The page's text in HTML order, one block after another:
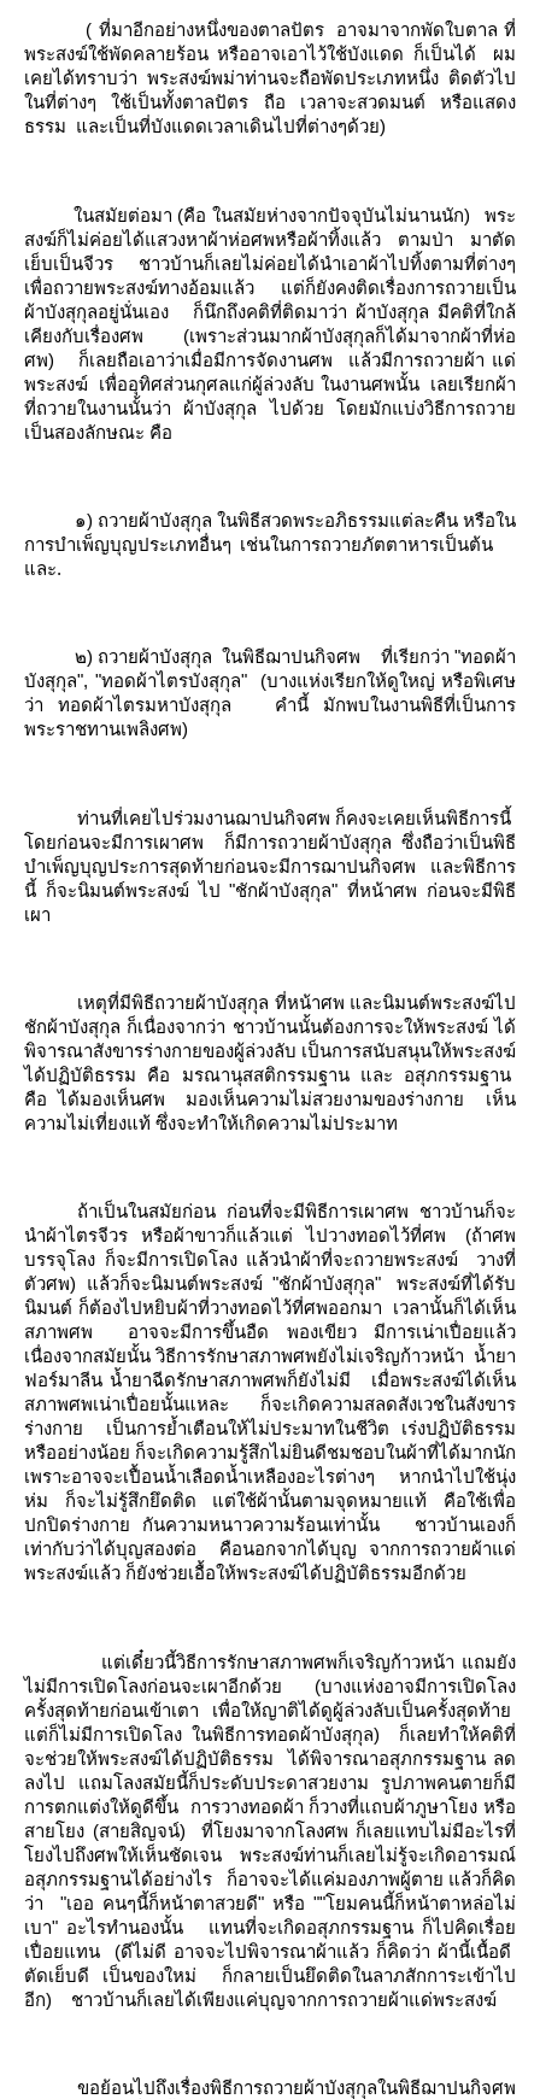
( ที่มาอีกอย่างหนึ่งของตาลปัตร
อาจมาจากพัดใบตาล ที่
พระสงฆ์ใช้พัดคลายร้อน หรืออาจเอาไว้ใช้บังแดด ก็เป็นได้
ผม
เคยได้ทราบว่า พระสงฆ์พม่าท่านจะถือพัดประเภทหนึ่ง ติดตัวไป
นที่ต่างๆ ใช้เป็นทั้งตาลปัตร ถือ เวลาจะสวดมนต์ หรือแสดง
ธรรม ละเป็นที่บังแดดเวลาเดินไปที่ต่างๆด้วย)
นสมัยต่อมา (คือ ในสมัยห่างจากปัจจุบันไม่นานนัก)
พระ
สงฆ์ก็ไม่ค่อยได้แสวงหาผ้าห่อศพหรือผ้าทิ้งแล้ว ตามป่า มาตัด
เย็บเป็นจีวร
ชาวบ้านก็เลยไม่ค่อยได้นำเอาผ้าไปทิ้งตามที่ต่างๆ
เพื่อถวายพระสงฆ์ทางอ้อมแล้ว
ต่ก็ยังคงติดเรื่องการถวายเป็น
ผ้าบังสุกุลอยู่นั่นเอง
ก็นึกถึงคติที่ติดมาว่า ผ้าบังสุกุล มีคติที่ใกล้
เคียงกับเรื่องศพ (เพราะส่วนมากผ้าบังสุกุลก็ได้มาจากผ้าที่ห่อ
ศพ)
ก็เลยถือเอาว่าเมื่อมีการจัดงานศพ
ล้วมีการถวายผ้า แด่
พระสงฆ์
เพื่ออุทิศส่วนกุศลแก่ผู้ล่วงลับ ในงานศพนั้น เลยเรียกผ้า
ที่ถวายในงานนั้นว่า ผ้าบังสุกุล ไปด้วย โดยมักแบ่งวิธีการถวา
เป็นสองลักษณะ คือ
๑) ถวายผ้าบังสุกุล ในพิธีสวดพระอภิธรรมแต่ละคืน หรือใน
การบำเพ็ญบุญประเภทอื่นๆ เช่นในการถวายภัตตาหารเป็นต้น
ละ.
๒) ถวายผ้าบังสุกุล นพิธีฌาปนกิจศพ
ที่เรียกว่า "ทอดผ้า
บังสุกุล", "ทอดผ้าไตรบังสุกุล"
(บางแห่งเรียกให้ดูใหญ่ หรือพิเศษ
ว่า ทอดผ้าไตรมหาบังสุกุล
คำนี้ มักพบในงานพิธีที่เป็นการ
พระราชทานเพลิงศพ)
ท่านที่เคยไปร่วมงานฌาปนกิจศพ ก็คงจะเคยเห็นพิธีการนี้
ดยก่อนจะมีการเผาศพ
ก็มีการถวายผ้าบังสุกุล ซึ่งถือว่าเป็นพิธี
บำเพ็ญบุญประการสุดท้ายก่อนจะมีการฌาปนกิจศพ
ละพิธีการ
นี้ ก็จะนิมนต์พระสงฆ์ ไป "ชักผ้าบังสุกุล" ที่หน้าศพ ก่อนจะมีพิธี
เผา
เหตุที่มีพิธีถวายผ้าบังสุกุล ที่หน้าศพ และนิมนต์พระสงฆ์ไป
ชักผ้าบังสุกุล ก็เนื่องจากว่า ชาวบ้านนั้นต้องการจะให้พระสงฆ์ ได้
พิจารณาสังขารร่างกายของผู้ล่วงลับ เป็นการสนับสนุนให้พระสงฆ์
ได้ปฏิบัติธรรม คือ มรณานุสสติกรรมฐาน และ อสุภกรรมฐาน
คือ ได้มองเห็นศพ
มองเห็นความไม่สวยงามของร่างกา
เห็น
ความไม่เที่ยงแท้ ซึ่งจะทำให้เกิดความไม่ประมาท
ถ้าเป็นในสมัยก่อน ก่อนที่จะมีพิธีการเผาศพ
ชาวบ้านก็จะ
นำผ้าไตรจีวร
หรือผ้าขาวก็แล้วแต่ ไปวางทอดไว้ที่ศพ
(ถ้าศพ
บรรจุโลง ก็จะมีการเปิดโลง แล้วนำผ้าที่จะถวายพระสงฆ์
วางที่
ตัวศพ)
ล้วก็จะนิมนต์พระสงฆ์ "ชักผ้าบังสุกุล"
พระสงฆ์ที่ได้รับ
นิมนต์ ก็ต้องไปหยิบผ้าที่วางทอดไว้ที่ศพออกมา
เวลานั้นก็ได้เห็น
สภาพศพ
อาจจะมีการขึ้นอืด พองเขียว มีการเน่าเปื่อยแล้ว
เนื่องจากสมัยนั้น วิธีการรักษาสภาพศพยังไม่เจริญก้าวหน้า น้ำยา
ฟอร์มาลีน น้ำยาฉีดรักษาสภาพศพก็ยังไม่มี
เมื่อพระสงฆ์ได้เห็น
สภาพศพเน่าเปื่อยนั้นแหละ ก็จะเกิดความสลดสังเวชในสังขาร
ร่างกา
เป็นการย้ำเตือนให้ไม่ประมาทในชีวิต เร่งปฏิบัติธรรม
หรืออย่างน้อย ก็จะเกิดความรู้สึกไม่ยินดีชมชอบในผ้าที่ได้มากนัก
เพราะอาจจะเปื้อนน้ำเลือดน้ำเหลืองอะไรต่างๆ
หากนำไปใช้นุ่ง
ห่ม ก็จะไม่รู้สึกยึดติด แต่ใช้ผ้านั้นตามจุดหมายแท้ คือใช้เพื่อ
ปกปิดร่างกา
กันความหนาวความร้อนเท่านั้น
ชาวบ้านเองก็
เท่ากับว่าได้บุญสองต่อ
คือนอกจากได้บุญ จากการถวายผ้าแด่
พระสงฆ์แล้ว ก็ยังช่วยเอื้อให้พระสงฆ์ได้ปฏิบัติธรรมอีกด้ว
ต่เดี๋ยวนี้วิธีการรักษาสภาพศพก็เจริญก้าวหน้า แถมยัง
ไม่มีการเปิดโลงก่อนจะเผาอีกด้วย (บางแห่งอาจมีการเปิดโลง
ครั้งสุดท้ายก่อนเข้าเตา เพื่อให้ญาติได้ดูผู้ล่วงลับเป็นครั้งสุดท้า
ต่ก็ไม่มีการเปิดโลง ในพิธีการทอดผ้าบังสุกุล)
ก็เลยทำให้คติที่
จะช่วยให้พระสงฆ์ได้ปฏิบัติธรรม
ได้พิจารณาอสุภกรรมฐาน ลด
ลงไป แถมโลงสมัยนี้ก็ประดับประดาสวยงาม รูปภาพคนตายก็มี
การตกแต่งให้ดูดีขึ้น
การวางทอดผ้า ก็วางที่แถบผ้าภูษาโยง หรือ
สายโยง (สายสิญจน์)
ที่โยงมาจากโลงศพ ก็เลยแทบไม่มีอะไรที่
งไปถึงศพให้เห็นชัดเจน
พระสงฆ์ท่านก็เลยไม่รู้จะเกิดอารมณ์
อสุภกรรมฐานได้อย่างไร
ก็อาจจะได้แค่มองภาพผู้ตาย แล้วก็คิด
ว่า
"เออ คนๆนี้ก็หน้าตาสวยดี" หรือ ""โยมคนนี้ก็หน้าตาหล่อไม่
เบา" อะไรทำนองนั้น
ทนที่จะเกิดอสุภกรรมฐาน ก็ไปคิดเรื่อ
เปื่อยแทน
(ดีไม่ดี อาจจะไปพิจารณาผ้าแล้ว ก็คิดว่า ผ้านี้เนื้อดี
ตัดเย็บดี เป็นของใหม่
ก็กลายเป็นยึดติดในลาภสักการะเข้าไป
อีก)
ชาวบ้านก็เลยได้เพียงแค่บุญจากการถวายผ้าแด่พระสงฆ์
ขอย้อนไปถึงเรื่องพิธีการถวายผ้าบังสุกุลในพิธีฌาปนกิจศพ